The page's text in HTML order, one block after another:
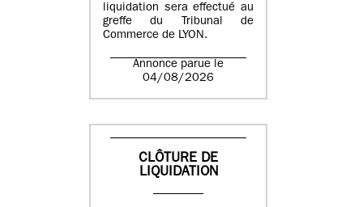
liquidation sera effectué au
greffe du Tribunal de
Commerce de LYON.
Annonce parue le
04/08/2026
CLÔTURE DE
LIQUIDATION